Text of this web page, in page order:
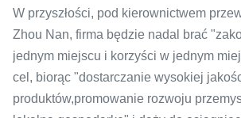
W przyszłości, pod kierownictwem
Zhou Nan, firma będzie nadal brać
jednym miejscu i korzyści w jednym
cel, biorąc "dostarczanie wysokiej
produktów,promowanie rozwoju